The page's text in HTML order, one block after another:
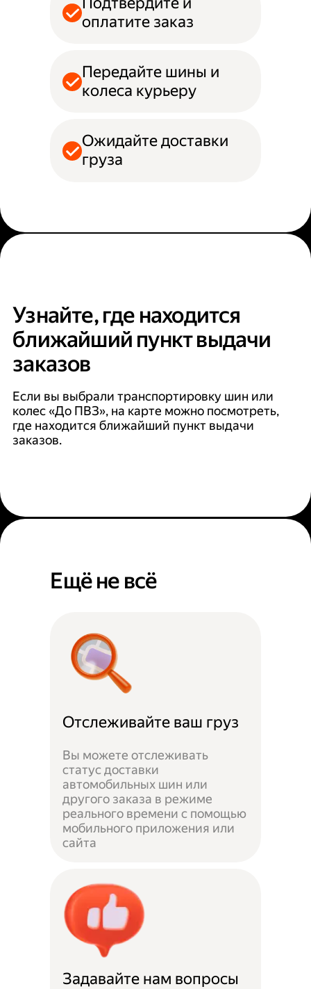
оплатите заказ
Передайте шины и
колеса курьеру
Ожидайте доставки
груза
Узнайте, где находится
ближайший пункт выдачи
заказов
Если вы выбрали транспортировку шин или
колес «До ПВЗ», на карте можно посмотреть,
где находится ближайший пункт выдачи
заказов.
Ещё не всё
Отслеживайте ваш груз
Вы можете отслеживать
статус доставки
автомобильных шин или
другого заказа в режиме
реального времени с помощью
мобильного приложения или
сайта
Задавайте нам вопросы